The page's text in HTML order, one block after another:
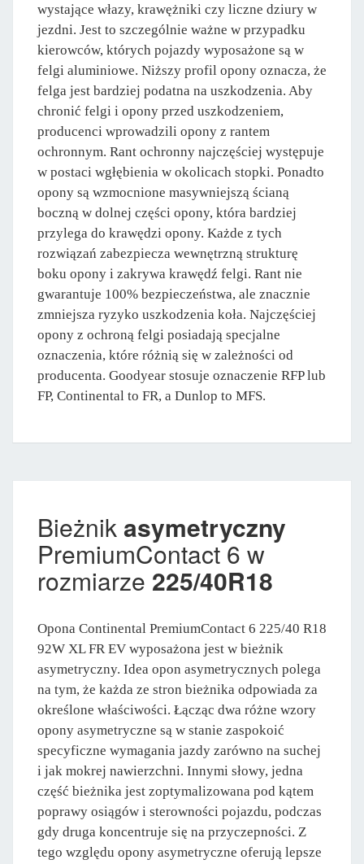
wystające włazy, krawężniki czy liczne dziury w
jezdni. Jest to szczególnie ważne w przypadku
kierowców, których pojazdy wyposażone są w
felgi aluminiowe. Niższy profil opony oznacza, że
felga jest bardziej podatna na uszkodzenia. Aby
chronić felgi i opony przed uszkodzeniem,
producenci wprowadzili opony z rantem
ochronnym. Rant ochronny najczęściej występuje
w postaci wgłębienia w okolicach stopki. Ponadto
opony są wzmocnione masywniejszą ścianą
boczną w dolnej części opony, która bardziej
przylega do krawędzi opony. Każde z tych
rozwiązań zabezpiecza wewnętrzną strukturę
boku opony i zakrywa krawędź felgi. Rant nie
gwarantuje 100% bezpieczeństwa, ale znacznie
zmniejsza ryzyko uszkodzenia koła. Najczęściej
opony z ochroną felgi posiadają specjalne
oznaczenia, które różnią się w zależności od
producenta. Goodyear stosuje oznaczenie RFP lub
FP, Continental to FR, a Dunlop to MFS.
Bieżnikasymetryczny
PremiumContact 6 w
rozmiarze 225/40R18
Opona Continental PremiumContact 6 225/40 R18
92W XL FR EV wyposażona jest w bieżnik
asymetryczny. Idea opon asymetrycznych polega
na tym, że każda ze stron bieżnika odpowiada za
określone właściwości. Łącząc dwa różne wzory
opony asymetryczne są w stanie zaspokoić
specyficzne wymagania jazdy zarówno na suchej
i jak mokrej nawierzchni. Innymi słowy, jedna
część bieżnika jest zoptymalizowana pod kątem
poprawy osiągów i sterowności pojazdu, podczas
gdy druga koncentruje się na przyczepności. Z
tego względu opony asymetryczne oferują lepsze